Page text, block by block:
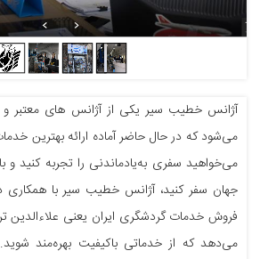
آژانس خطیب سیر یکی از آژانس های معتبر
می‌شود که در حال حاضر آماده ارائه بهترین
می‌خواهید سفری به‌یادماندنی را تجربه کنید و
جهان سفر کنید، آژانس خطیب سیر با همکاری
فروش خدمات گردشگری ایران یعنی علاءالدین
می‌دهد که از خدماتی باکیفیت بهره‌مند